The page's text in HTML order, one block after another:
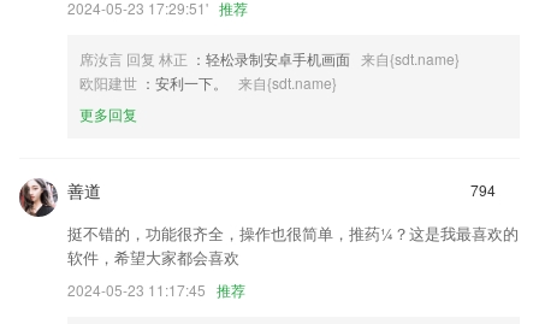
2024-05-23 17:29:51' 推荐
席汝言 回复 林正 ：轻松录制安卓手机画面 来自{sdt.name}
欧阳建世 ：安利一下。
来自{sdt.name}
更多回复
794
善道
挺不错的，功能很齐全，操作也很简单，推药¼？这是我最喜欢的
软件，希望大家都会喜欢
2024-05-23 11:17:45 推荐